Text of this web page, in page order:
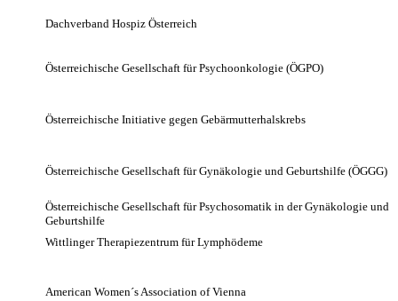
Dachverband Hospiz Österreich
Österreichische Gesellschaft für Psychoonkologie (ÖGPO)
Österreichische Initiative gegen Gebärmutterhalskrebs
Österreichische Gesellschaft für Gynäkologie und Geburtshilfe (ÖGGG)
Österreichische Gesellschaft für Psychosomatik in der Gynäkologie und
Geburtshilfe
Wittlinger Therapiezentrum für Lymphödeme
American Women´s Association of Vienna